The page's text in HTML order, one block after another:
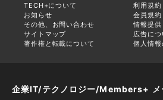
TECH+について
利用規約
お知らせ
会員規約
その他、お問い合わせ
情報提供
サイトマップ
広告につ
著作権と転載について
個人情
企業IT/テクノロジー/Members+ メ